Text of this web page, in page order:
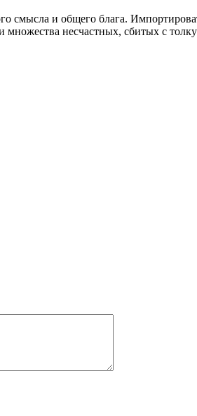
смысла и общего блага.
несчастных, сбитых с